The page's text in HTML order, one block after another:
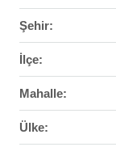
Şehir:
İlçe:
Mahalle:
Ülke: